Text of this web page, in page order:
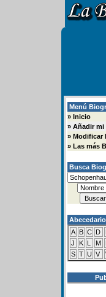
Menú
» Inicio
» Añadir mi
» Modificar
» Las más
Busca
Abecedario
A B C D
J
K L M
S T U V